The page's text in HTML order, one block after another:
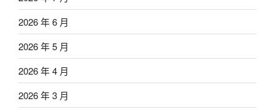
2026 年 6 月
2026 年 5 月
2026 年 4 月
2026 年 3 月